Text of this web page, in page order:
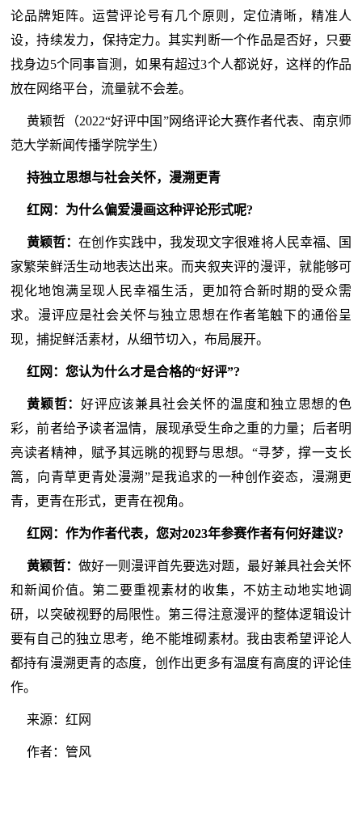
论品牌矩阵。运营评论号有几个原则，定位清晰，精准人
设，持续发力，保持定力。其实判断一个作品是否好，只要
找身边5个同事盲测，如果有超过3个人都说好，这样的作品
放在网络平台，流量就不会差。
黄颖哲（2022“好评中国”网络评论大赛作者代表、南京师
范大学新闻传播学院学生）
持独立思想与社会关怀，漫溯更青
红网：为什么偏爱漫画这种评论形式呢?
黄颖哲：在创作实践中，我发现文字很难将人民幸福、国
家繁荣鲜活生动地表达出来。而夹叙夹评的漫评，就能够可
视化地饱满呈现人民幸福生活，更加符合新时期的受众需
求。漫评应是社会关怀与独立思想在作者笔触下的通俗呈
现，捕捉鲜活素材，从细节切入，布局展开。
红网：您认为什么才是合格的“好评”?
黄颖哲：好评应该兼具社会关怀的温度和独立思想的色
彩，前者给予读者温情，展现承受生命之重的力量；后者明
亮读者精神，赋予其远眺的视野与思想。“寻梦，撑一支长
篙，向青草更青处漫溯”是我追求的一种创作姿态，漫溯更
青，更青在形式，更青在视角。
红网：作为作者代表，您对2023年参赛作者有何好建议?
黄颖哲：做好一则漫评首先要选对题，最好兼具社会关怀
和新闻价值。第二要重视素材的收集，不妨主动地实地调
研，以突破视野的局限性。第三得注意漫评的整体逻辑设计
要有自己的独立思考，绝不能堆砌素材。我由衷希望评论人
都持有漫溯更青的态度，创作出更多有温度有高度的评论佳
作。
来源：红网
作者：管风